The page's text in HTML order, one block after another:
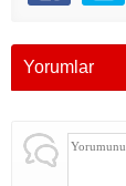
Yorumlar